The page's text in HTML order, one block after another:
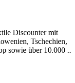
Discounter mit
Tschechien,
sowie über 10.000 ..